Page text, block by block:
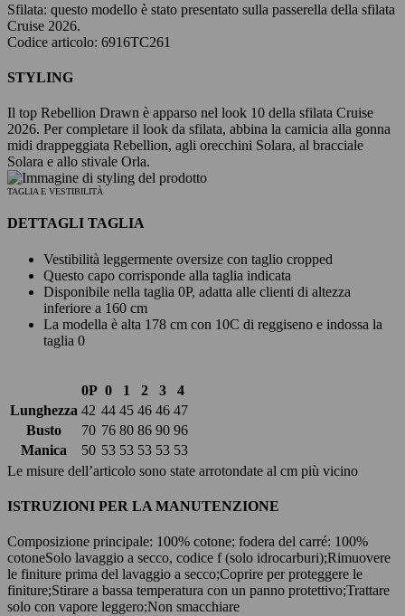
Sfilata: questo modello è stato presentato sulla passerella della sfilata
Cruise 2026.
Codice articolo: 6916TC261
STYLING
Il top Rebellion Drawn è apparso nel look 10 della sfilata Cruise
2026. Per completare il look da sfilata, abbina la camicia alla gonna
midi drappeggiata Rebellion, agli orecchini Solara, al bracciale
Solara e allo stivale Orla.
TAGLIA E VESTIBILITÀ
DETTAGLI TAGLIA
Vestibilità leggermente oversize con taglio cropped
Questo capo corrisponde alla taglia indicata
Disponibile nella taglia 0P, adatta alle clienti di altezza
inferiore a 160 cm
La modella è alta 178 cm con 10C di reggiseno e indossa la
taglia 0
0P 0 1 2 3
4
Lunghezza 42 44 45 46 46 47
Busto
70 76 80 86 90 96
Manica
50 53 53 53 53 53
Le misure dell’articolo sono state arrotondate al cm più vicino
ISTRUZIONI PER LA MANUTENZIONE
Composizione principale: 100% cotone; fodera del carré: 100%
cotoneSolo lavaggio a secco, codice f (solo idrocarburi);Rimuovere
le finiture prima del lavaggio a secco;Coprire per proteggere le
finiture;Stirare a bassa temperatura con un panno protettivo;Trattare
solo con vapore leggero;Non smacchiare